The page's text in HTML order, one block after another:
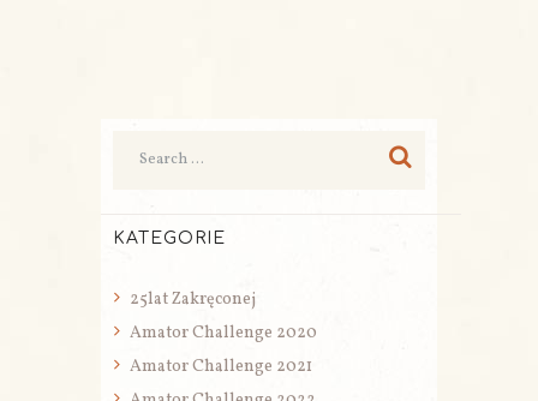
KATEGORIE
25lat Zakręconej
Amator Challenge 2020
Amator Challenge 2021